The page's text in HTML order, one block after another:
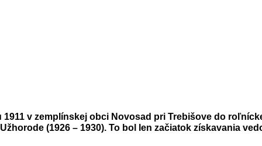
v zemplínskej obci Novosad pri Trebišove do
(1926 – 1930). To bol len začiatok získavania